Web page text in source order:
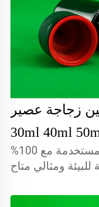
زجاجة عصير
المواد PE/PET/HDPE/LDPETمواد الخام المستخدمة مع 100%
للبيئة ومثالي متاح